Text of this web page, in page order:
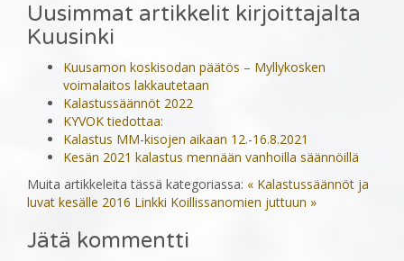
Uusimmat artikkelit kirjoittajalta
Kuusinki
Kuusamon koskisodan päätös – Myllykosken
voimalaitos lakkautetaan
Kalastussäännöt 2022
KYVOK tiedottaa:
Kalastus MM-kisojen aikaan 12.-16.8.2021
Kesän 2021 kalastus mennään vanhoilla säännöillä
Muita artikkeleita tässä kategoriassa: « Kalastussäännöt ja
luvat kesälle 2016 Linkki Koillissanomien juttuun »
Jätä kommentti